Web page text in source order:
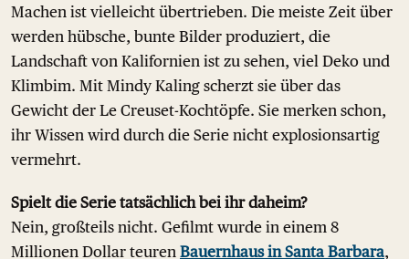
Machen ist vielleicht übertrieben. Die meiste Zeit über
werden hübsche, bunte Bilder produziert, die
Landschaft von Kalifornien ist zu sehen, viel Deko und
Klimbim. Mit Mindy Kaling scherzt sie über das
Gewicht der Le Creuset-Kochtöpfe. Sie merken schon,
ihr Wissen wird durch die Serie nicht explosionsartig
vermehrt.
Spielt die Serie tatsächlich bei ihr daheim?
Nein, großteils nicht. Gefilmt wurde in einem 8
Millionen Dollar teuren Bauernhaus in Santa Barbara,